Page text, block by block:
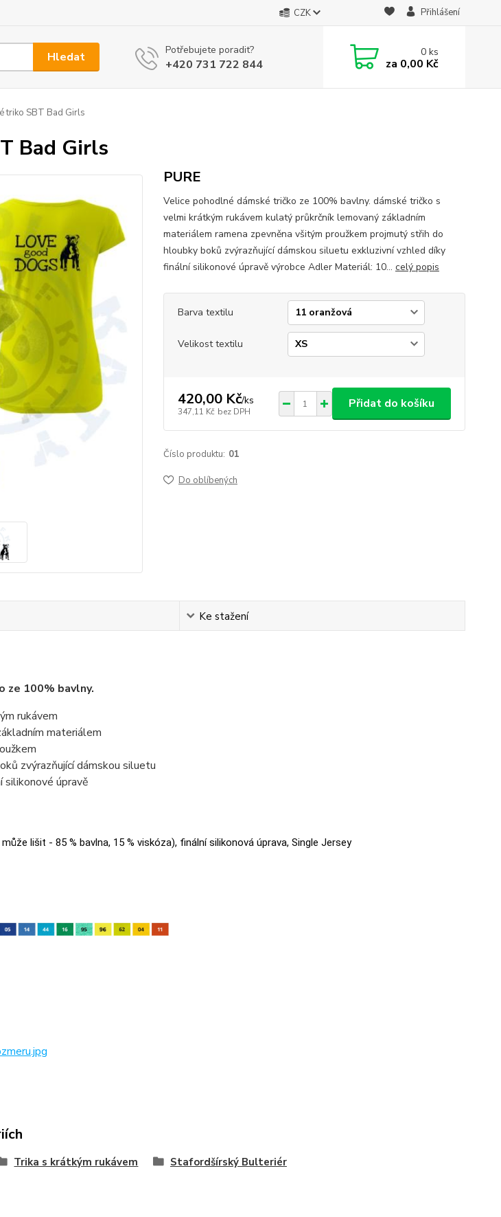
CZK Přihlášení
Hledat Potřebujete poradit?
+420 731 722 844
0ks
za 0,00 Kč
triko SBT Bad Girls
Bad Girls
PURE
Velice pohodlné dámské tričko ze 100% bavlny. dámské tričko s
velmi krátkým rukávem kulatý průkrčník lemovaný základním
materiálem ramena zpevněna všitým proužkem projmutý střih do
hloubky boků zvýrazňující dámskou siluetu exkluzivní vzhled díky
finální silikonové úpravě výrobce Adler Materiál: 10... celý popis
Barva textilu
Velikost textilu
420,00 Kč/ks
347,11 Kč bez DPH
Přidat do košíku
Číslo produktu: 01
Do oblíbených
Ke stažení
ze 100% bavlny.
rukávem
materiálem
zvýrazňující dámskou siluetu
silikonové úpravě
lišit - 85 % bavlna, 15 % viskóza), finální silikonová úprava, Single Jersey
Trika s krátkým rukávem Stafordšírský Bulteriér